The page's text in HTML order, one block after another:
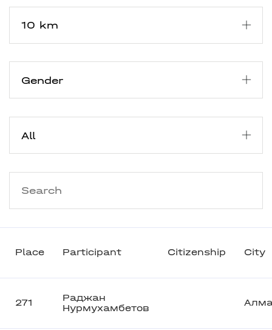
Place Participant Citizenship City
271
Раджан
Нурмухамбетов